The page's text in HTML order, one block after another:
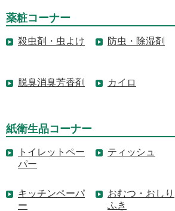
薬粧コーナー
殺虫剤・虫よけ 防虫・除湿剤
脱臭消臭芳香剤 カイロ
紙衛生品コーナー
トイレットペー
パー
ティッシュ
キッチンペーパ
ー
おむつ・おしり
ふき